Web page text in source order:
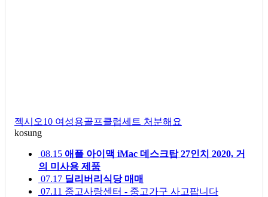
젝시오10 여성용골프클럽세트 처분해요
kosung
08.15 애플 아이맥 iMac 데스크탑 27인치 2020, 거
의 미사용 제품
07.17 딜리버리식당 매매
07.11 중고사랑센터 - 중고가구 사고팝니다